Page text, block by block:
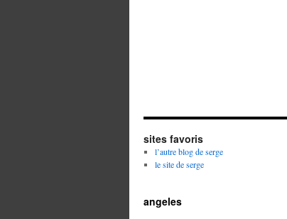
sites favoris
l’autre blog de serge
le site de serge
angeles